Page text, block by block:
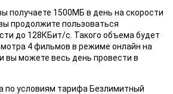
получаете 1500МБ в день на скорости
продолжите пользоваться
до 128КБит/с. Такого объема будет
4 фильмов в режиме онлайн на
вы можете весь день провести в
по условиям тарифа Безлимитный